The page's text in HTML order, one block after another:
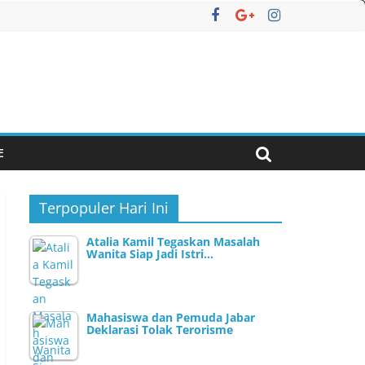
Terpopuler Hari Ini
Atalia Kamil Tegaskan Masalah
Wanita Siap Jadi Istri…
Mahasiswa dan Pemuda Jabar
Deklarasi Tolak Terorisme